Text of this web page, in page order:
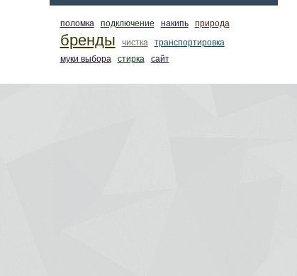
поломка подключение накипь природа
бренды чистка
транспортировка
муки выбора
стирка сайт